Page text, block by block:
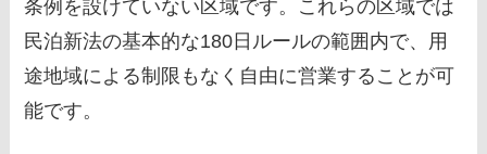
条例を設けていない区域です。これらの区域では
民泊新法の基本的な180日ルールの範囲内で、用
途地域による制限もなく自由に営業することが可
能です。